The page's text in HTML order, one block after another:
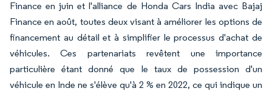
Finance en juin et l'alliance de Honda Cars India avec Bajaj
Finance en août, toutes deux visant à améliorer les options de
financement au détail et à simplifier le processus d'achat de
véhicules. Ces partenariats revêtent une importance
particulière étant donné que le taux de possession d'un
véhicule en Inde ne s'élève qu'à 2 % en 2022, ce qui indique un